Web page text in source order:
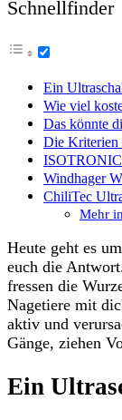
Schnellfinder
Ein
Wie viel
Das könnte
Die Kriterien
Windhager
ChiliTec
Mehr
Heute geht es
euch die
fressen die
Nagetiere mit
aktiv und
Gänge, ziehen
Ein